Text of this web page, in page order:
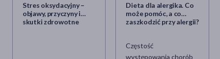
Stres oksydacyjny –
objawy, przyczyny i
skutki zdrowotne
Dieta dla alergika. Co
może pomóc, a co
zaszkodzić przy alergii?
Częstość
występowania chorób